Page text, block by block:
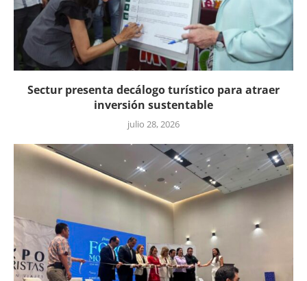
Sectur presenta decálogo turístico para atraer
inversión sustentable
julio 28, 2026